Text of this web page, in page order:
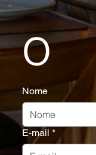
o
Nome
E-mail *